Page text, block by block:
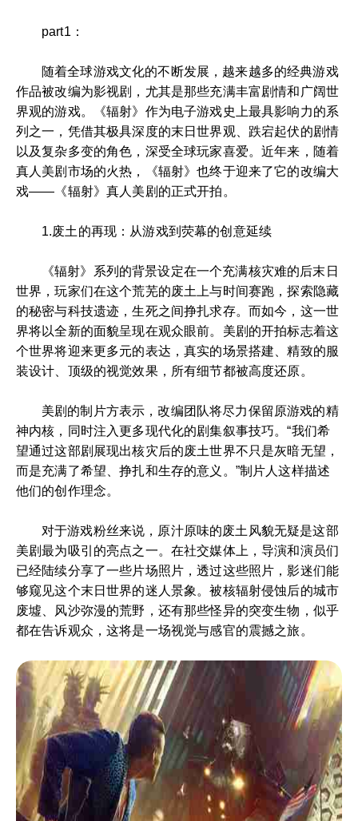
part1：
随着全球游戏文化的不断发展，越来越多的经典游戏
作品被改编为影视剧，尤其是那些充满丰富剧情和广阔世
界观的游戏。《辐射》作为电子游戏史上最具影响力的系
列之一，凭借其极具深度的末日世界观、跌宕起伏的剧情
以及复杂多变的角色，深受全球玩家喜爱。近年来，随着
真人美剧市场的火热，《辐射》也终于迎来了它的改编大
戏——《辐射》真人美剧的正式开拍。
1.废土的再现：从游戏到荧幕的创意延续
《辐射》系列的背景设定在一个充满核灾难的后末日
世界，玩家们在这个荒芜的废土上与时间赛跑，探索隐藏
的秘密与科技遗迹，生死之间挣扎求存。而如今，这一世
界将以全新的面貌呈现在观众眼前。美剧的开拍标志着这
个世界将迎来更多元的表达，真实的场景搭建、精致的服
装设计、顶级的视觉效果，所有细节都被高度还原。
美剧的制片方表示，改编团队将尽力保留原游戏的精
神内核，同时注入更多现代化的剧集叙事技巧。“我们希
望通过这部剧展现出核灾后的废土世界不只是灰暗无望，
而是充满了希望、挣扎和生存的意义。”制片人这样描述
他们的创作理念。
对于游戏粉丝来说，原汁原味的废土风貌无疑是这部
美剧最为吸引的亮点之一。在社交媒体上，导演和演员们
已经陆续分享了一些片场照片，透过这些照片，影迷们能
够窥见这个末日世界的迷人景象。被核辐射侵蚀后的城市
废墟、风沙弥漫的荒野，还有那些怪异的突变生物，似乎
都在告诉观众，这将是一场视觉与感官的震撼之旅。